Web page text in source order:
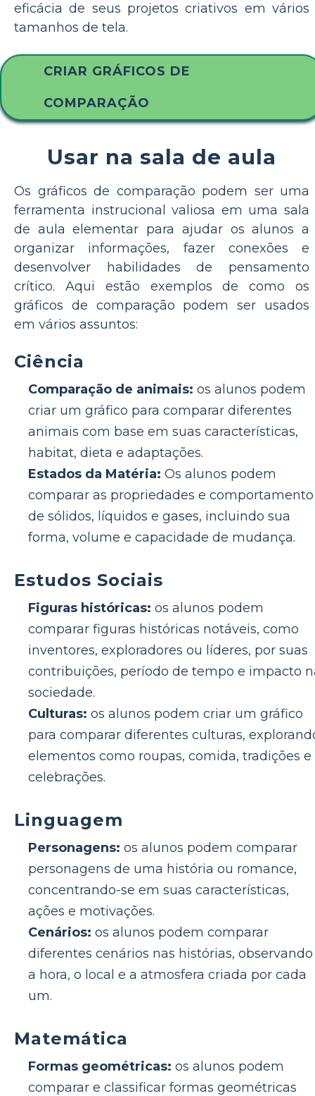
eficácia de seus projetos criativos em vários
tamanhos de tela.
CRIAR GRÁFICOS DE
COMPARAÇÃO
Usar na sala de aula
Os gráficos de comparação podem ser uma
ferramenta instrucional valiosa em uma sala
de aula elementar para ajudar os alunos a
organizar informações, fazer conexões e
desenvolver habilidades de pensamento
crítico. Aqui estão exemplos de como os
gráficos de comparação podem ser usados
em vários assuntos:
Ciência
Comparação de animais: os alunos podem
criar um gráfico para comparar diferentes
animais com base em suas características,
habitat, dieta e adaptações.
Estados da Matéria: Os alunos podem
comparar as propriedades e comportamento
de sólidos, líquidos e gases, incluindo sua
forma, volume e capacidade de mudança.
Estudos Sociais
Figuras históricas: os alunos podem
comparar figuras históricas notáveis, como
inventores, exploradores ou líderes, por suas
contribuições, período de tempo e impacto
sociedade.
Culturas: os alunos podem criar um gráfico
para comparar diferentes culturas,
elementos como roupas, comida, tradições e
celebrações.
Linguagem
Personagens: os alunos podem comparar
personagens de uma história ou romance,
concentrando-se em suas características,
ações e motivações.
Cenários: os alunos podem comparar
diferentes cenários nas histórias, observando
a hora, o local e a atmosfera criada por cada
um.
Matemática
Formas geométricas: os alunos podem
comparar e classificar formas geométricas